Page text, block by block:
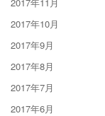
2017年10月
2017年9月
2017年8月
2017年7月
2017年6月